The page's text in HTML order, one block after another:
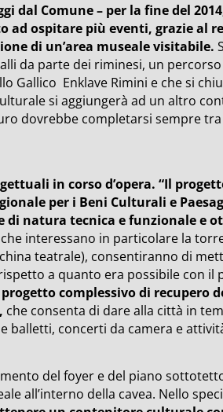
dal Comune – per la fine del
ospitare più eventi, grazie al
di un’area museale visitabile.
da parte dei riminesi, un
Gallico  Enklave Rimini e che si
si aggiungerà ad un altro
dovrebbe completarsi sempre
in corso d’opera. “Il
per i Beni Culturali e
di natura tecnica e funzionale e
interessano in particolare la
teatrale), consentiranno di
a quanto era possibile con il
complessivo di recupero
che consenta di dare alla città in
balletti, concerti da camera e
del foyer e del piano sottotetto
all’interno della cavea. Nello